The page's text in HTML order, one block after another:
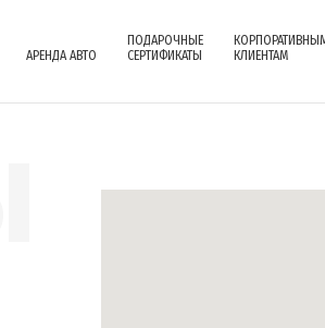
АРЕНДА АВТО
ПОДАРОЧНЫЕ
СЕРТИФИКАТЫ
КЛИЕНТАМ